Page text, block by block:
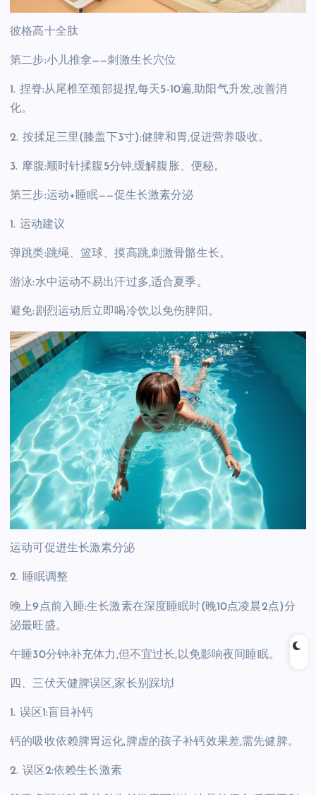
彼格高十全肽
第二步:小儿推拿——刺激生长穴位
1. 捏脊:从尾椎至颈部提捏,每天5-10遍,助阳气升发,改善消
化。
2. 按揉足三里(膝盖下3寸):健脾和胃,促进营养吸收。
3. 摩腹:顺时针揉腹5分钟,缓解腹胀、便秘。
第三步:运动+睡眠——促生长激素分泌
1. 运动建议
弹跳类:跳绳、篮球、摸高跳,刺激骨骼生长。
游泳:水中运动不易出汗过多,适合夏季。
避免:剧烈运动后立即喝冷饮,以免伤脾阳。
运动可促进生长激素分泌
2. 睡眠调整
晚上9点前入睡:生长激素在深度睡眠时(晚10点凌晨2点)分
泌最旺盛。
午睡30分钟:补充体力,但不宜过长,以免影响夜间睡眠。
四、三伏天健脾误区,家长别踩坑!
1. 误区1:盲目补钙
钙的吸收依赖脾胃运化,脾虚的孩子补钙效果差,需先健脾。
2. 误区2:依赖生长激素